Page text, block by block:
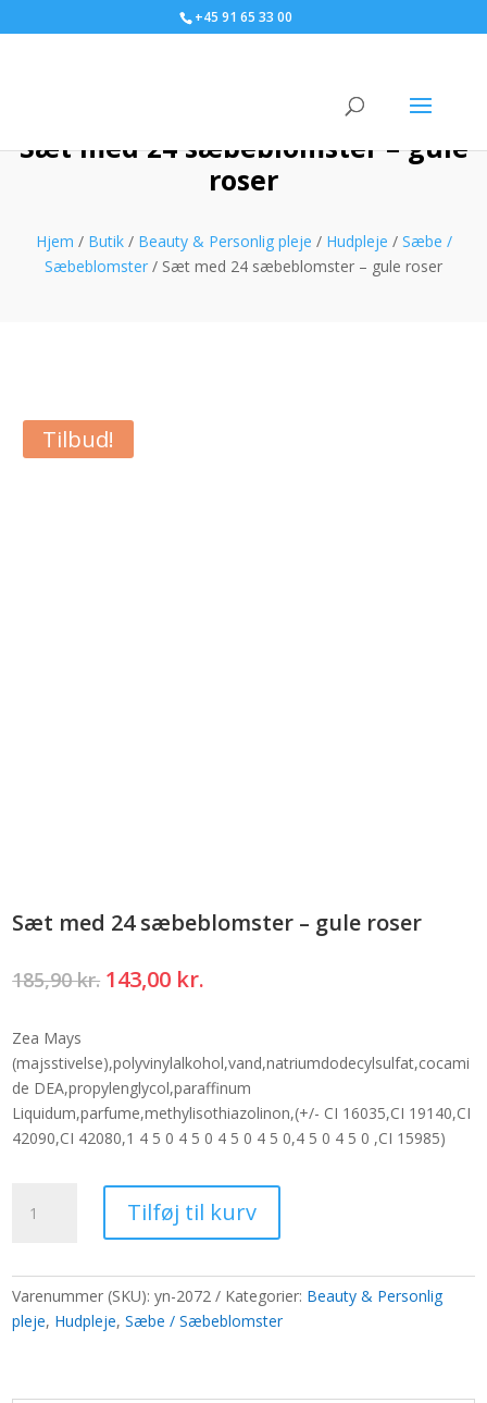
+45 91 65 33 00
Sæt med 24 sæbeblomster – gule
roser
Hjem / Butik/ Beauty & Personlig pleje / Hudpleje / Sæbe /
Sæbeblomster / Sæt med 24 sæbeblomster – gule roser
Tilbud!
Sæt med 24 sæbeblomster – gule roser
185,90kr. Den
var:
185,90 kr..
143,00 kr.
er:
143,00 kr..
Zea Mays
(majsstivelse),polyvinylalkohol,vand,natriumdodecylsulfat,cocami
de DEA,propylenglycol,paraffinum
Liquidum,parfume,methylisothiazolinon,(+/- CI 16035,CI 19140,CI
42090,CI 42080,1 4 5 0 4 5 0 4 5 0 4 5 0,4 5 0 4 5 0 ,CI 15985)
med
-
gule
Tilføj til kurv
Varenummer (SKU):yn-2072 Kategorier: Beauty & Personlig
pleje, Hudpleje,Sæbe / Sæbeblomster